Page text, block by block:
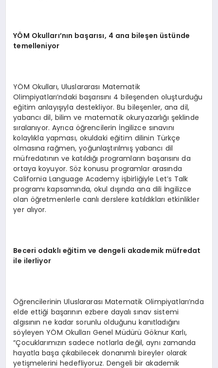
YÖM Okulları’nın başarısı, 4 ana bileşen üstünde
temelleniyor
YÖM Okulları, Uluslararası Matematik
Olimpiyatları’ndaki başarısını 4 bileşenden oluşturduğu
eğitim anlayışıyla destekliyor. Bu bileşenler, ana dil,
yabancı dil, bilim ve matematik okuryazarlığı şeklinde
sıralanıyor. Ayrıca öğrencilerin İngilizce sınavını
kolaylıkla yapması, okuldaki eğitim dilinin Türkçe
olmasına rağmen, yoğunlaştırılmış yabancı dil
müfredatının ve katıldığı programların başarısını da
ortaya koyuyor. Söz konusu programlar arasında
California Language Academy işbirliğiyle Let’s Talk
programı kapsamında, okul dışında ana dili İngilizce
olan öğretmenlerle canlı derslere katıldıkları etkinlikler
yer alıyor.
Beceri odaklı eğitim ve dengeli akademik müfredat
ile ilerliyor
Öğrencilerinin Uluslararası Matematik Olimpiyatları’nda
elde ettiği başarının ezbere dayalı sınav sistemi
algısının ne kadar sorunlu olduğunu kanıtladığını
söyleyen YÖM Okulları Genel Müdürü Göknur Karlı,
“Çocuklarımızın sadece notlarla değil, aynı zamanda
hayatla başa çıkabilecek donanımlı bireyler olarak
yetişmelerini hedefliyoruz. Dengeli bir akademik